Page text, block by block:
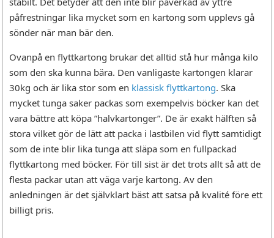
påfrestningar lika mycket som en kartong som upplevs gå
sönder när man bär den.
Ovanpå en flyttkartong brukar det alltid stå hur många kilo
som den ska kunna bära. Den vanligaste kartongen klarar
30kg och är lika stor som en klassisk flyttkartong. Ska
mycket tunga saker packas som exempelvis böcker kan det
vara bättre att köpa ”halvkartonger”. De är exakt hälften så
stora vilket gör de lätt att packa i lastbilen vid flytt samtidigt
som de inte blir lika tunga att släpa som en fullpackad
flyttkartong med böcker. För till sist är det trots allt så att de
flesta packar utan att väga varje kartong. Av den
anledningen är det självklart bäst att satsa på kvalité före ett
billigt pris.